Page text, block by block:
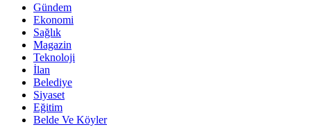
Gündem
Ekonomi
Sağlık
Magazin
Teknoloji
İlan
Belediye
Siyaset
Eğitim
Belde Ve Köyler